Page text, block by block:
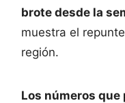
brote desde la
muestra el
región.
Los números que